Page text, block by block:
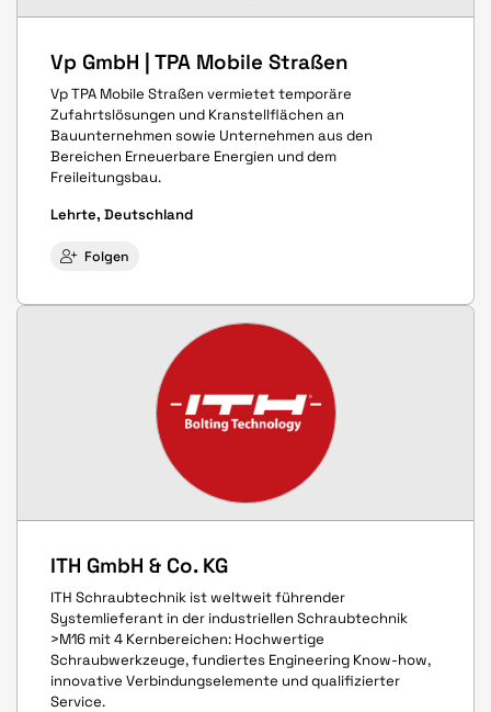
Vp GmbH | TPA Mobile Straßen
Vp TPA Mobile Straßen vermietet temporäre
Zufahrtslösungen und Kranstellflächen an
Bauunternehmen sowie Unternehmen aus den
Bereichen Erneuerbare Energien und dem
Freileitungsbau.
Lehrte, Deutschland
Folgen
ITH GmbH & Co. KG
ITH Schraubtechnik ist weltweit führender
Systemlieferant in der industriellen Schraubtechnik
>M16 mit 4 Kernbereichen: Hochwertige
Schraubwerkzeuge, fundiertes Engineering Know-how,
innovative Verbindungselemente und qualifizierter
Service.